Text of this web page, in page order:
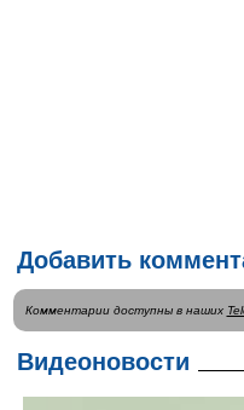
Добавить
Комментарии доступны в наших
Видеоновости